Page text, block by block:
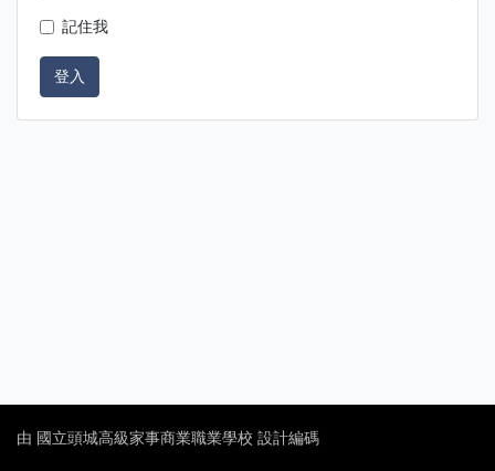
記住我
登入
由 國立頭城高級家事商業職業學校 設計編碼